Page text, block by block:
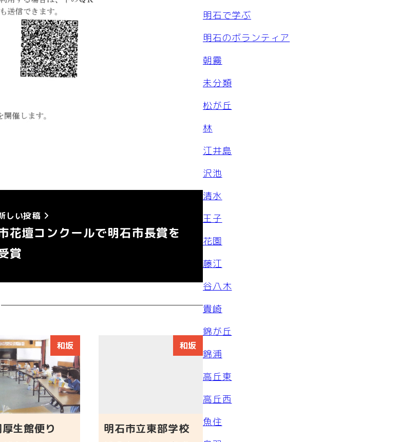
しい投稿
花壇コンクールで明石市長賞を
賞
和坂
生館便り
和坂
明石市立東部学校
明石で学ぶ
明石のボランティア
朝霧
未分類
松が丘
林
江井島
沢池
清水
王子
花園
藤江
谷八木
貴崎
錦が丘
錦浦
高丘東
高丘西
魚住